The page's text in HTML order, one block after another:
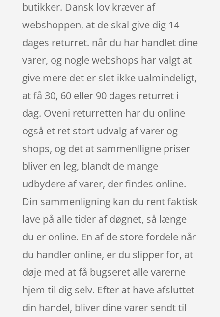
butikker. Dansk lov kræver af
webshoppen, at de skal give dig 14
dages returret. når du har handlet dine
varer, og nogle webshops har valgt at
give mere det er slet ikke ualmindeligt,
at få 30, 60 eller 90 dages returret i
dag. Oveni returretten har du online
også et ret stort udvalg af varer og
shops, og det at sammenlligne priser
bliver en leg, blandt de mange
udbydere af varer, der findes online.
Din sammenligning kan du rent faktisk
lave på alle tider af døgnet, så længe
du er online. En af de store fordele når
du handler online, er du slipper for, at
døje med at få bugseret alle varerne
hjem til dig selv. Efter at have afsluttet
din handel, bliver dine varer sendt til